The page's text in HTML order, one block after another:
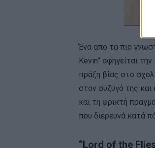
Ένα από τα πιο
Kevin” αφηγείται
πράξη βίας στο
στον σύζυγό της και
και τη φρικτή
που διερευνά κατά
“Lord of the